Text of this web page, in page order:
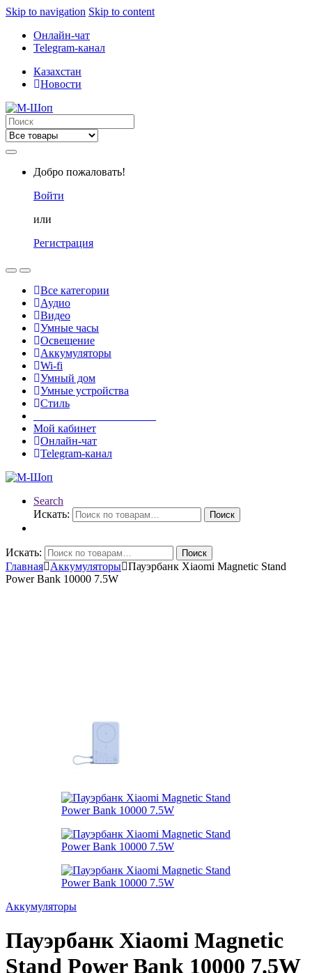
Skip to navigation Skip to content
Онлайн-чат
Telegram-канал
Казахстан
Новости
Search
for:
Добро пожаловать!
Войти
или
Регистрация
Все категории
Аудио
Видео
Умные часы
Освещение
Аккумуляторы
Wi-fi
Умный дом
Умные устройства
Стиль
Мой кабинет
Онлайн-чат
Telegram-канал
Search
Искать:
Поиск
Искать: Поиск
Главная Аккумуляторы Пауэрбанк Xiaomi Magnetic Stand
Power Bank 10000 7.5W
Аккумуляторы
Пауэрбанк Xiaomi Magnetic
Stand Power Bank 10000 7.5W